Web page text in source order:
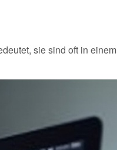
sie sind oft in einem